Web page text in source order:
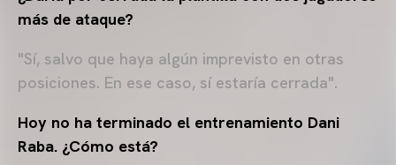
más de ataque?
"Sí, salvo que haya algún imprevisto en otras
posiciones. En ese caso, sí estaría cerrada".
Hoy no ha terminado el entrenamiento Dani
Raba. ¿Cómo está?